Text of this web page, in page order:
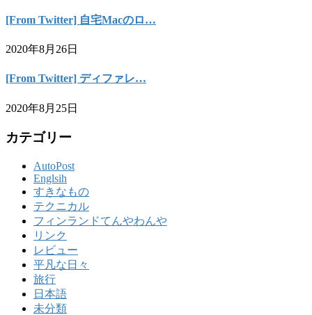
[From Twitter] 自宅Macのロ…
2020年8月26日
[From Twitter] ディファレ…
2020年8月25日
カテゴリー
AutoPost
Englsih
すきなもの
テクニカル
フィンランドてんやわんや
リンク
レビュー
平凡な日々
旅行
日本語
未分類